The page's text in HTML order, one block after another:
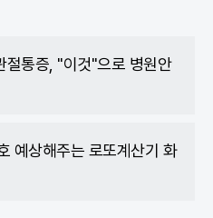
절통증, "이것"으로 병원안
예상해주는 로또계산기 화